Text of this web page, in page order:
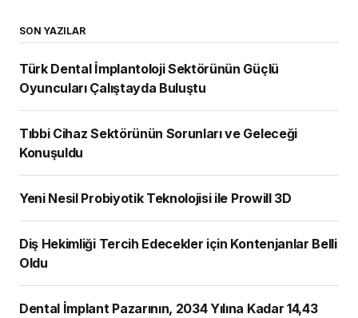
SON YAZILAR
Türk Dental İmplantoloji Sektörünün Güçlü
Oyuncuları Çalıştayda Buluştu
Tıbbi Cihaz Sektörünün Sorunları ve Geleceği
Konuşuldu
Yeni Nesil Probiyotik Teknolojisi ile Prowill 3D
Diş Hekimliği Tercih Edecekler için Kontenjanlar Belli
Oldu
Dental İmplant Pazarının, 2034 Yılına Kadar 14,43